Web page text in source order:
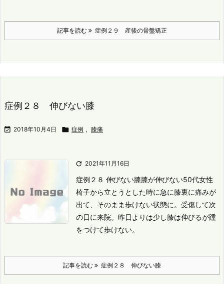
記事を読む 症例２９ 産後の骨盤矯正
症例２８ 伸びない膝
 2018年10月4日  症例 , 膝痛
 2021年11月16日
症例２８ 伸びない膝膝が伸びない50代女性
椅子から立とうとした時に急に膝裏に痛みが
出て、そのまま歩けない状態に。 受傷して次
の日に来院。 昨日よりは少し膝は伸びるが踵
をつけて歩けない。
記事を読む 症例２８ 伸びない膝